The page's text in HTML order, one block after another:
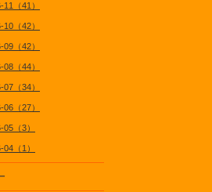
11（41）
10（42）
09（42）
08（44）
07（34）
06（27）
05（3）
04（1）